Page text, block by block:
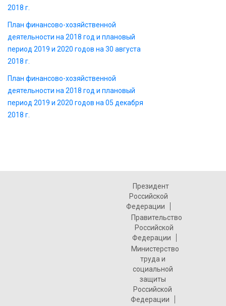
2018 г.
План финансово-хозяйственной
деятельности на 2018 год и плановый
период 2019 и 2020 годов на 30 августа
2018 г.
План финансово-хозяйственной
деятельности на 2018 год и плановый
период 2019 и 2020 годов на 05 декабря
2018 г.
Президент
Российской
Федерации
Правительство
Российской
Федерации
Министерство
труда и
социальной
защиты
Российской
Федерации